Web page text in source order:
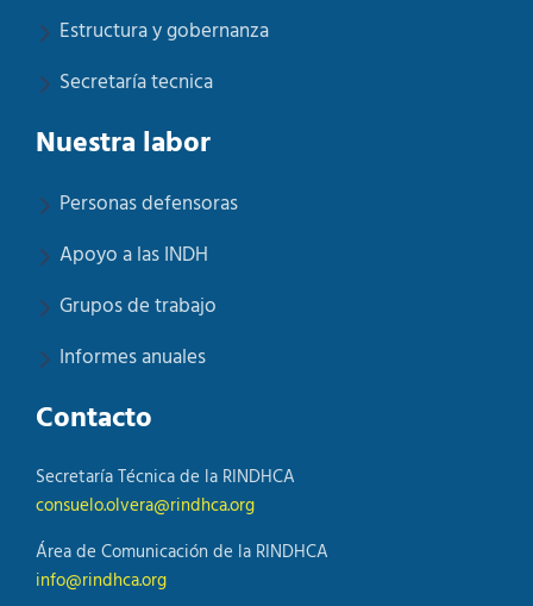
Estructura y gobernanza
Secretaría tecnica
Nuestra labor
Personas defensoras
Apoyo a las INDH
Grupos de trabajo
Informes anuales
Contacto
Secretaría Técnica de la RINDHCA
consuelo.olvera@rindhca.org
Área de Comunicación de la RINDHCA
info@rindhca.org